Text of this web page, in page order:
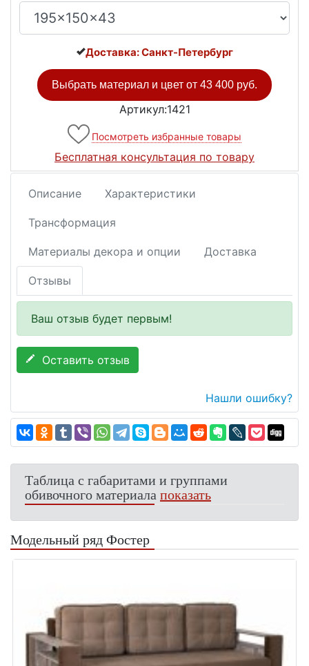
Доставка: Санкт-Петербург
Выбрать материал и цвет от 43 400 руб.
Артикул:1421
Посмотреть избранные товары
Бесплатная консультация по товару
Описание Характеристики
Трансформация
Материалы декора и опции Доставка
Отзывы
Ваш отзыв будет первым!
Оставить отзыв
Нашли ошибку?
Таблица с габаритами и группами
обивочного материалапоказать
Модельный ряд Фостер